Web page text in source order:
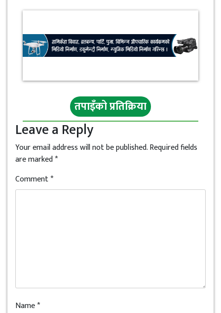
तपाइँको प्रतिक्रिया
Leave a Reply
Your email address will not be published.Required fields
are marked*
Comment*
Name*